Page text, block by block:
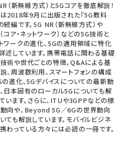
（新無線方式）と5Gコアを徹底解説！
2018年9月に出版された『5G教科
続編です。5G NR（新無線方式）や
コア・ネットワーク）などの5G技術と
ワークの進化、5Gの適用領域に特化
述しています。携帯電話に関わる基礎
術や世代ごとの特徴、Q&Aによる基
、周波数利用、スマートフォンの構成
の進化、5Gデバイスについての最新動
日本固有のローカル5Gについても解
います。さらに、ITUや3GPPなどの標
向や、Beyond 5G／6Gの世界動向
ても解説しています。モバイルビジネ
わっている方々には必読の一冊です。